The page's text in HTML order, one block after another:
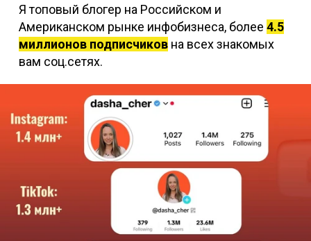
Я топовый блогер на Российском и
Американском рынке инфобизнеса, более 4.5
миллионов подписчиковна всех знакомых
вам соц.сетях.